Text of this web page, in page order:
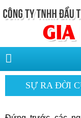
SỰ RA ĐỜI